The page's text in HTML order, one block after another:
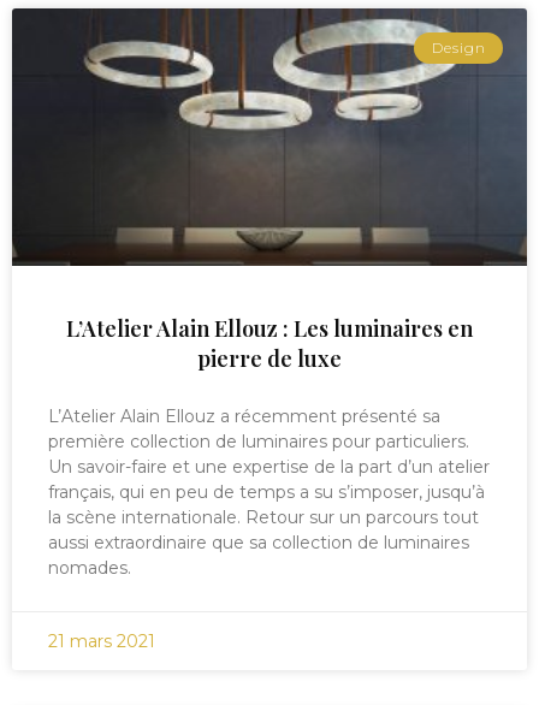
Design
L’Atelier Alain Ellouz : Les luminaires en
pierre de luxe
L’Atelier Alain Ellouz a récemment présenté sa
première collection de luminaires pour particuliers.
Un savoir-faire et une expertise de la part d’un atelier
français, qui en peu de temps a su s’imposer, jusqu’à
la scène internationale. Retour sur un parcours tout
aussi extraordinaire que sa collection de luminaires
nomades.
21 mars 2021